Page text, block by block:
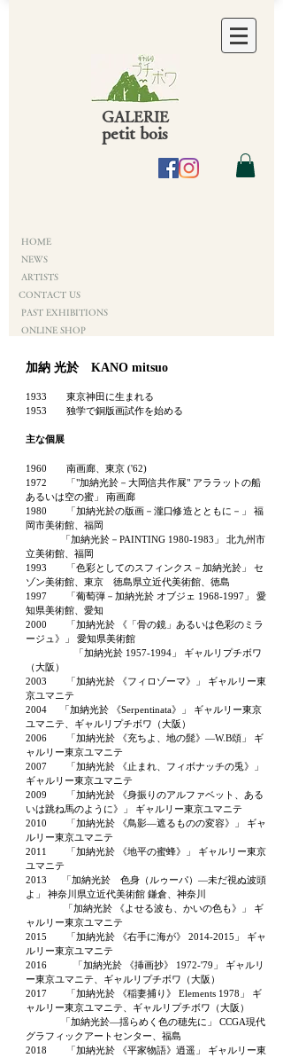
GALERIE
petit bois
HOME
NEWS
ARTISTS
CONTACT US
PAST EXHIBITIONS
ONLINE SHOP
加納 光於 KANO mitsuo
1933 東京神田に生まれる
1953 独学で銅版画試作を始める
主な個展
1960 南画廊、東京 ('62)
1972 「"加納光於－大岡信共作展" アララットの船
あるいは空の蜜」 南画廊
1980 「加納光於の版画－瀧口修造とともに－」 福
岡市美術館、福岡
「加納光於－PAINTING 1980-1983」 北九州市
立美術館、福岡
1993 「色彩としてのスフィンクス－加納光於」 セ
ゾン美術館、東京 徳島県立近代美術館、徳島
1997 「葡萄弾－加納光於 オブジェ 1968-1997 」 愛
知県美術館、愛知
2000 「加納光於 《「骨の鏡」あるいは色彩のミラ
ージュ》」 愛知県美術館
「加納光於 1957-1994 」 ギャルリプチボワ
（大阪）
2003 「加納光於 《フィロゾーマ》」 ギャルリー東
京ユマニテ
2004 「加納光於 《Serpentinata》」 ギャルリー東京
ユマニテ、ギャルリプチボワ（大阪）
2006 「加納光於 《充ちよ、地の髭》―W.B頌」 ギ
ャルリー東京ユマニテ
2007 「加納光於 《止まれ、フィボナッチの兎》」
ギャルリー東京ユマニテ
2009 「加納光於 《身振りのアルファベット、ある
いは跳ね馬のように》」 ギャルリー東京ユマニテ
2010 「加納光於 《鳥影―遮るものの変容》」 ギャ
ルリー東京ユマニテ
2011 「加納光於 《地平の蜜蜂》」 ギャルリー東京
ユマニテ
2013 「加納光於 色身（ルゥーパ）―未だ視ぬ波頭
よ」 神奈川県立近代美術館 鎌倉、神奈川
「加納光於 《よせる波も、かいの色も》」 ギ
ャルリー東京ユマニテ
2015 「加納光於 《右手に海が》 2014-2015 」 ギャ
ルリー東京ユマニテ
2016 「加納光於 《挿画抄》 1972-'79」 ギャルリ
ー東京ユマニテ、ギャルリプチボワ（大阪）
2017 「加納光於 《稲妻捕り》 Elements 1978」 ギ
ャルリー東京ユマニテ、 ギャルリプチボワ（大阪）
「加納光於―揺らめく色の穂先に」 CCGA現代
グラフィックアートセンター、福島
2018 「加納光於 《平家物語》逍遥」 ギャルリー東